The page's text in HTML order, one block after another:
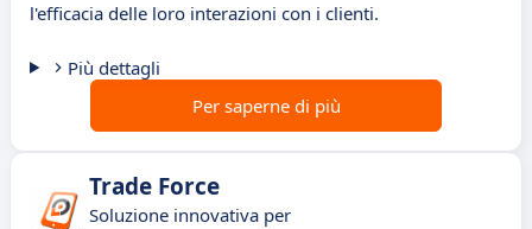
l'efficacia delle loro interazioni con i clienti.
Più dettagli
Per saperne di più
Trade Force
Soluzione innovativa per